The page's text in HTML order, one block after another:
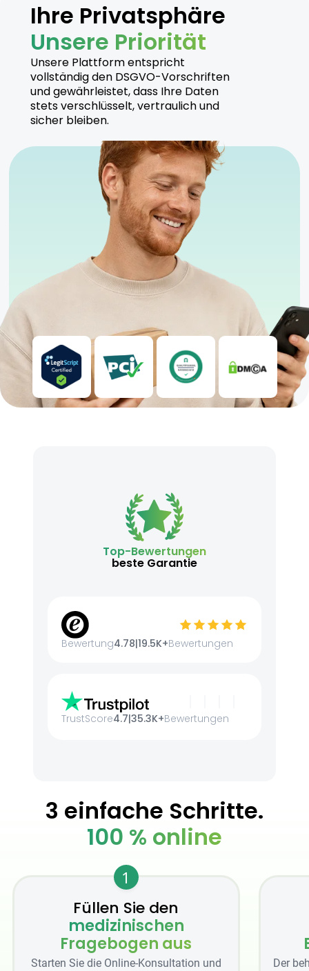
Ihre Privatsphäre
Unsere Priorität
Unsere Plattform entspricht
vollständig den DSGVO-Vorschriften
und gewährleistet, dass Ihre Daten
stets verschlüsselt, vertraulich und
sicher bleiben.
Top-Bewertungen
beste Garantie
Bewertung4.78|19.5K+Bewertungen
TrustScore4.7|35.3K+Bewertungen
3 einfache Schritte.
100 % online
1
Füllen Sie den
medizinischen
Fragebogen aus
Starten Sie die Online-Konsultation und
Der